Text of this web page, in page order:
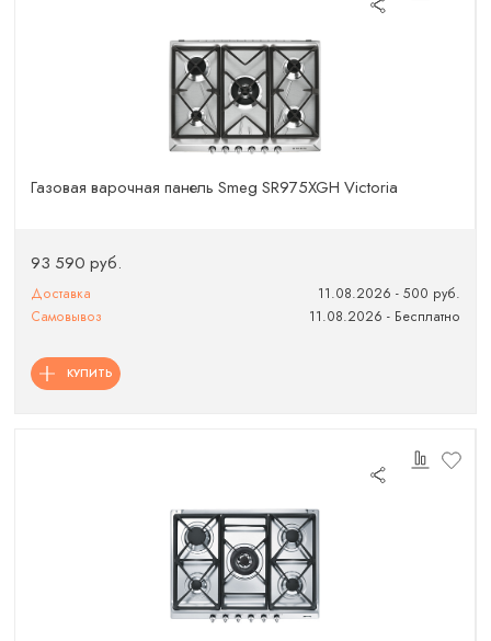
Газовая варочная панель Smeg SR975XGH Victoria
93 590 руб.
Доставка
11.08.2026 - 500 руб.
Самовывоз
11.08.2026 - Бесплатно
КУПИТЬ